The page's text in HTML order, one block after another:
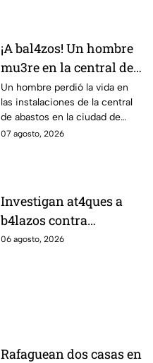
¡A bal4zos! Un hombre
mu3re en la central de
abastos; esto es lo que
se sabe
Un hombre perdió la vida en
las instalaciones de la central
de abastos en la ciudad de
León, tras ser víctima de un
07 agosto, 2026
Investigan at4ques a
b4lazos contra
distintos domicilios en
06 agosto, 2026
Rafaguean dos casas en